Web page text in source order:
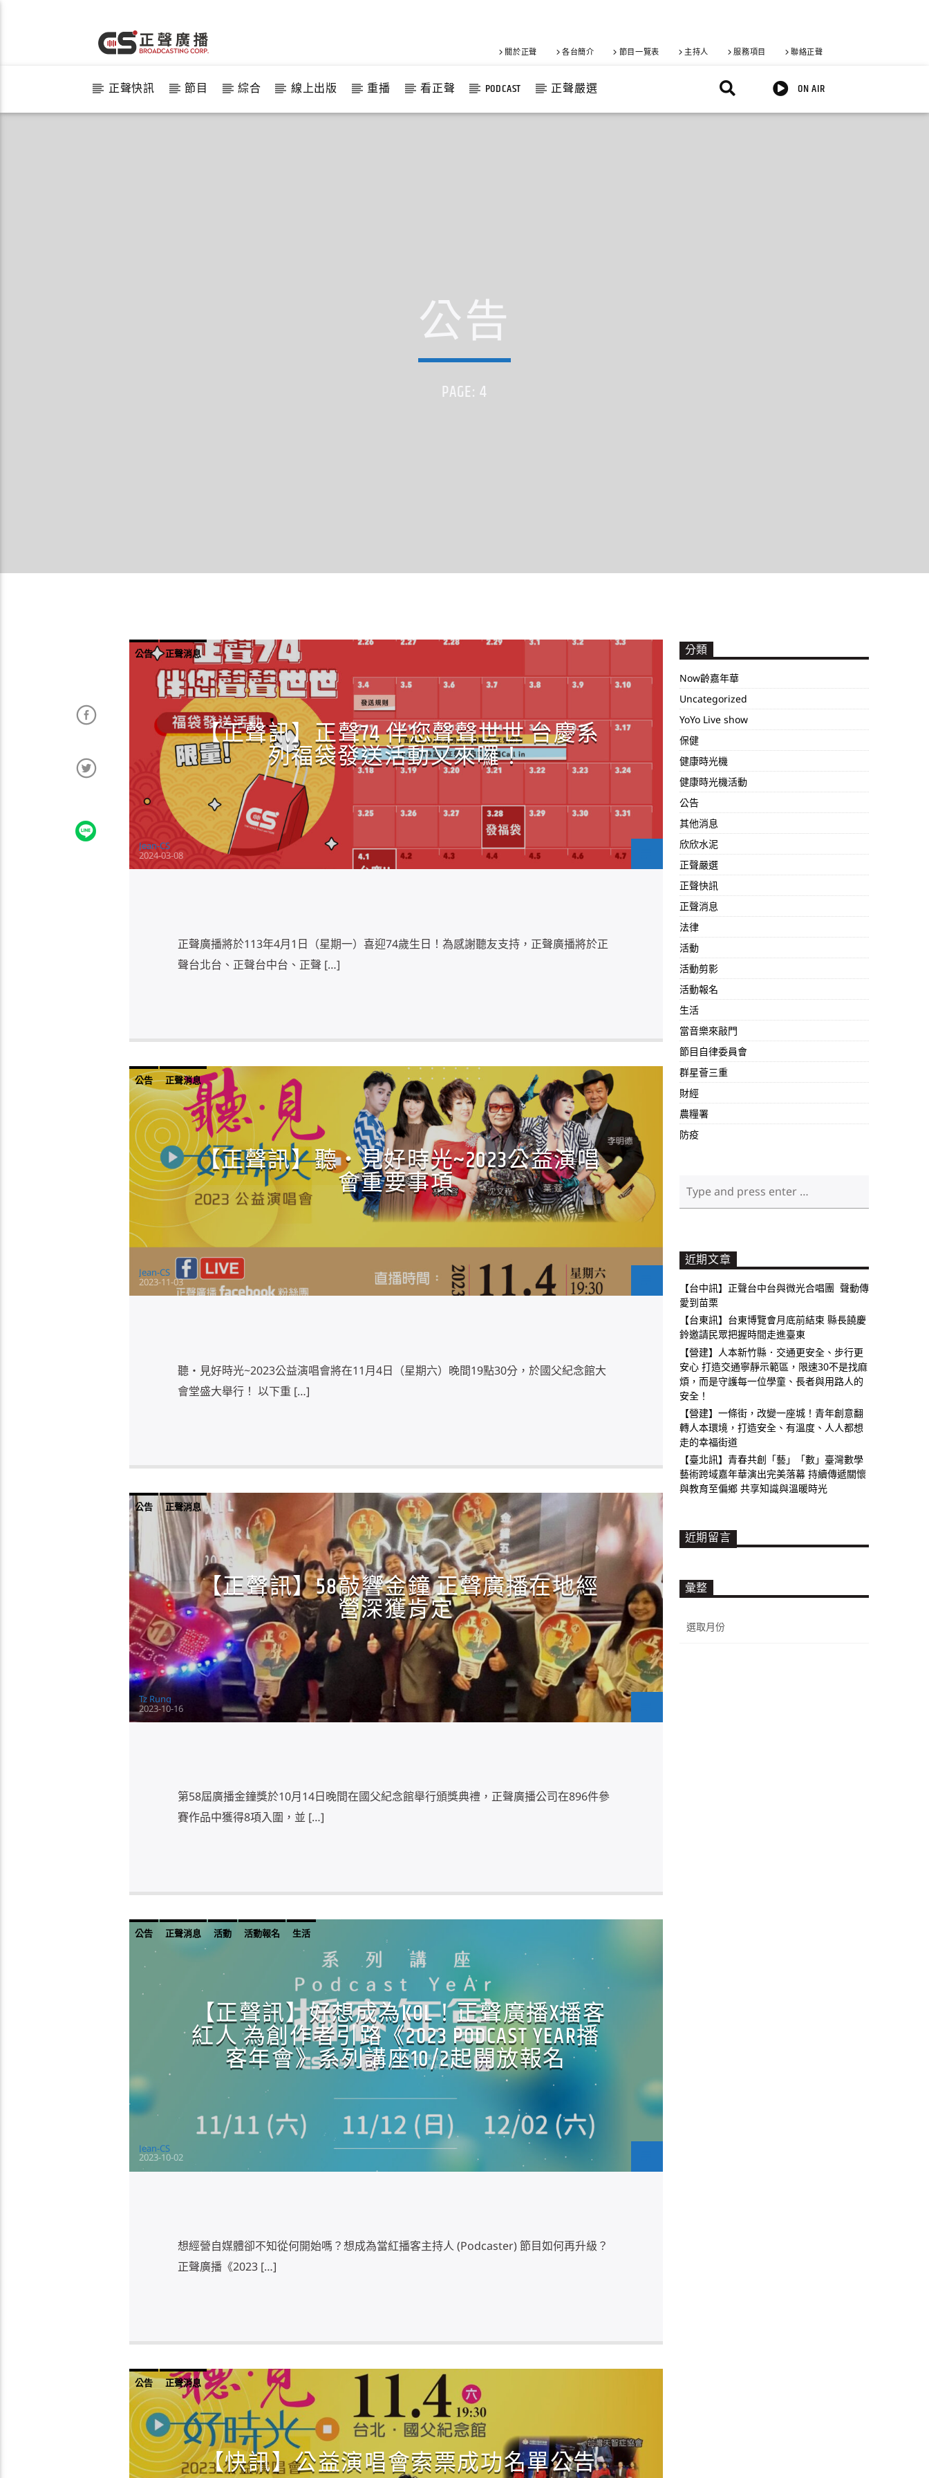
關於正聲 各台簡介 節目一覽表 主持人 服務項目 聯絡正聲
正聲快訊 節目 綜合 線上出版 重播 看正聲 PODCAST 正聲嚴選 ON AIR
公告
PAGE: 4
公告 正聲消息
【正聲訊】正聲74 伴您聲聲世世 台慶系
列福袋發送活動又來囉！
Jean-CS
2024-03-08
正聲廣播將於113年4月1日（星期一）喜迎74歲生日！為感謝聽友支持，正聲廣播將於正
聲台北台、正聲台中台、正聲 […]
公告 正聲消息
【正聲訊】聽‧見好時光~2023公益演唱
會重要事項
Jean-CS
2023-11-03
聽‧見好時光~2023公益演唱會將在11月4日（星期六）晚間19點30分，於國父紀念館大
會堂盛大舉行！ 以下重 […]
公告 正聲消息
【正聲訊】58敲響金鐘 正聲廣播在地經
營深獲肯定
Tz Rung
2023-10-16
第58屆廣播金鐘獎於10月14日晚間在國父紀念館舉行頒獎典禮，正聲廣播公司在896件參
賽作品中獲得8項入圍，並 […]
公告 正聲消息 活動 活動報名 生活
【正聲訊】好想成為KOL！正聲廣播X播客
紅人 為創作者引路《2023 PODCAST YEAR播
客年會》系列講座10/2起開放報名
Jean-CS
2023-10-02
想經營自媒體卻不知從何開始嗎？想成為當紅播客主持人 (Podcaster) 節目如何再升級？
正聲廣播《2023 […]
公告 正聲消息
【快訊】公益演唱會索票成功名單公告
分類
Now齡嘉年華
Uncategorized
YoYo Live show
保健
健康時光機
健康時光機活動
公告
其他消息
欣欣水泥
正聲嚴選
正聲快訊
正聲消息
法律
活動
活動剪影
活動報名
生活
當音樂來敲門
節目自律委員會
群星薈三重
財經
農糧署
防疫
近期文章
【台中訊】正聲台中台與微光合唱團 聲動傳
愛到苗栗
【台東訊】台東博覽會月底前結束 縣長饒慶
鈴邀請民眾把握時間走進臺東
【營建】人本新竹縣．交通更安全、步行更
安心 打造交通寧靜示範區，限速30不是找麻
煩，而是守護每一位學童、長者與用路人的
安全！
【營建】一條街，改變一座城！青年創意翻
轉人本環境，打造安全、有溫度、人人都想
走的幸福街道
【臺北訊】青春共創「藝」「數」臺灣數學
藝術跨域嘉年華演出完美落幕 持續傳遞關懷
與教育至偏鄉 共享知識與溫暖時光
近期留言
彙整
整